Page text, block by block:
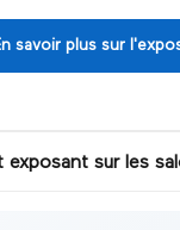
savoir plus sur
exposant sur les